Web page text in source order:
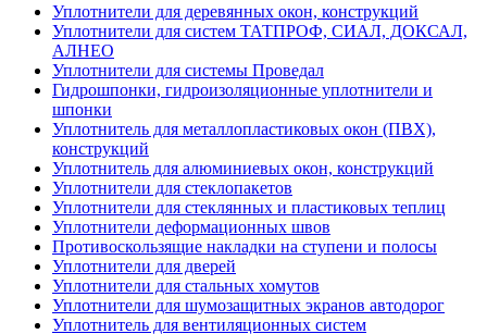
Уплотнители для деревянных окон, конструкций
Уплотнители для систем ТАТПРОФ, СИАЛ, ДОКСАЛ,
АЛНЕО
Уплотнители для системы Проведал
Гидрошпонки, гидроизоляционные уплотнители и
шпонки
Уплотнитель для металлопластиковых окон (ПВХ),
конструкций
Уплотнитель для алюминиевых окон, конструкций
Уплотнители для стеклопакетов
Уплотнители для стеклянных и пластиковых теплиц
Уплотнители деформационных швов
Противоскользящие накладки на ступени и полосы
Уплотнители для дверей
Уплотнители для стальных хомутов
Уплотнители для шумозащитных экранов автодорог
Уплотнитель для вентиляционных систем